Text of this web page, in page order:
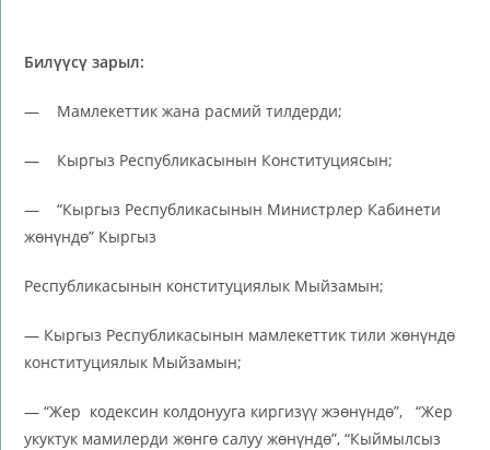
Билүүсү зарыл:
— Мамлекеттик жана расмий тилдерди;
— Кыргыз Республикасынын Конституциясын;
— “Кыргыз Республикасынын Министрлер Кабинети
жөнүндө” Кыргыз
Республикасынын конституциялык Мыйзамын;
— Кыргыз Республикасынын мамлекеттик тили жөнүндө
конституциялык Мыйзамын;
— “Жер кодексин колдонууга киргизүү жэөнүндө”, “Жер
укуктук мамилерди жөнгө салуу жөнүндө”, “Кыймылсыз